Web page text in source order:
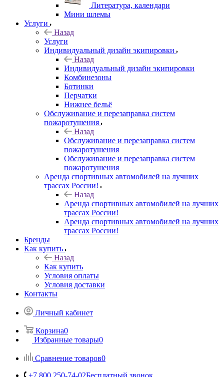
Литература, календари
Мини шлемы
Услуги
Назад
Услуги
Индивидуальный дизайн экипировки
Назад
Индивидуальный дизайн экипировки
Комбинезоны
Ботинки
Перчатки
Нижнее бельё
Обслуживание и перезаправка систем
пожаротушения
Назад
Обслуживание и перезаправка систем
пожаротушения
Обслуживание и перезаправка систем
пожаротушения
Аренда спортивных автомобилей на лучших
трассах России!
Назад
Аренда спортивных автомобилей на лучших
трассах России!
Аренда спортивных автомобилей на лучших
трассах России!
Бренды
Как купить
Назад
Как купить
Условия оплаты
Условия доставки
Контакты
Личный кабинет
Корзина0
Избранные товары0
Сравнение товаров0
+7 800 250-74-02Бесплатный звонок